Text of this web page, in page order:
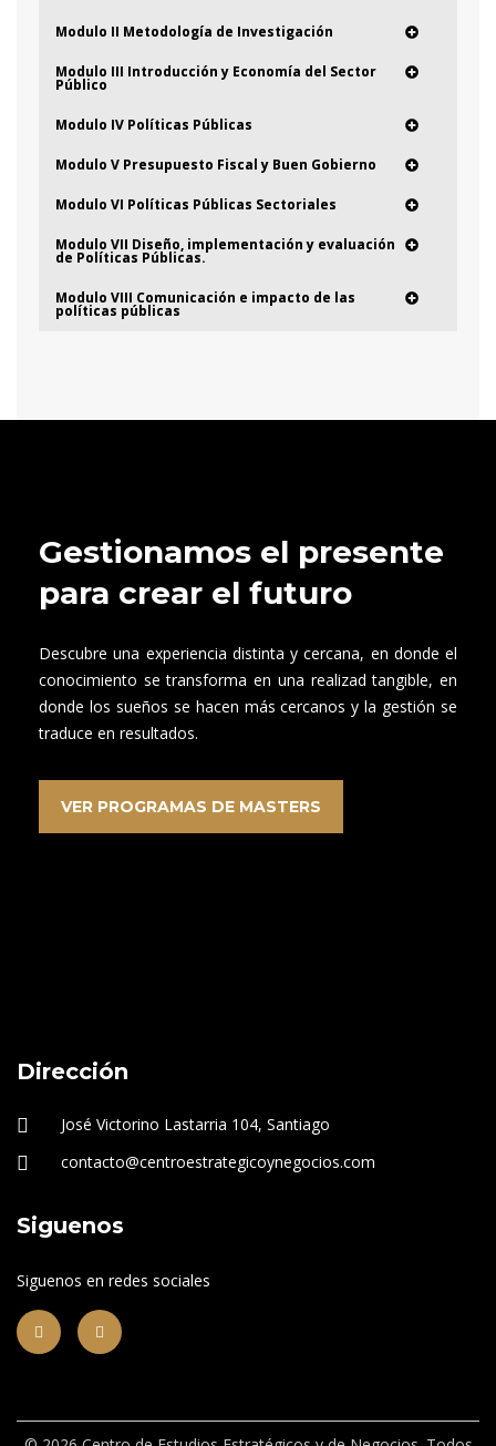
Modulo II Metodología de Investigación
Modulo III Introducción y Economía del Sector
Público
Modulo IV Políticas Públicas
Modulo V Presupuesto Fiscal y Buen Gobierno
Modulo VI Políticas Públicas Sectoriales
Modulo VII Diseño, implementación y evaluación
de Políticas Públicas.
Modulo VIII Comunicación e impacto de las
políticas públicas
Gestionamos el presente
para crear el futuro
Descubre una experiencia distinta y cercana, en donde el
conocimiento se transforma en una realizad tangible, en
donde los sueños se hacen más cercanos y la gestión se
traduce en resultados.
VER PROGRAMAS DE MASTERS
Dirección
José Victorino Lastarria 104, Santiago
contacto@centroestrategicoynegocios.com
Siguenos
Siguenos en redes sociales